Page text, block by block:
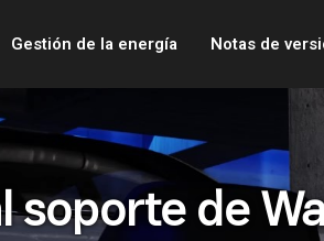
Gestión de la energía Notas de
soporte de